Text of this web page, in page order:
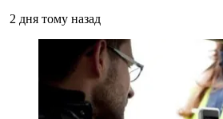
2 дня тому назад